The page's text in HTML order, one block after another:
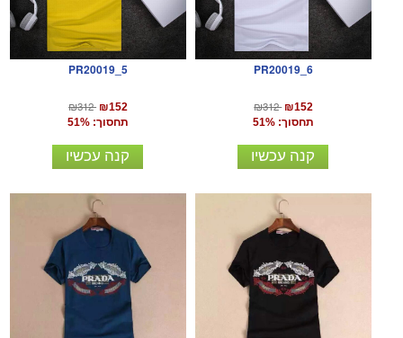
PR20019_5
₪312 ₪152
תחסוך: 51%
קנה עכשיו
PR20019_6
₪312 ₪152
תחסוך: 51%
קנה עכשיו